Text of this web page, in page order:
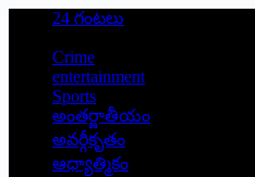
24 గంటలు
Crime
entertainment
Sports
అంతర్జాతీయం
అవర్గీకృతం
ఆధ్యాత్మికం